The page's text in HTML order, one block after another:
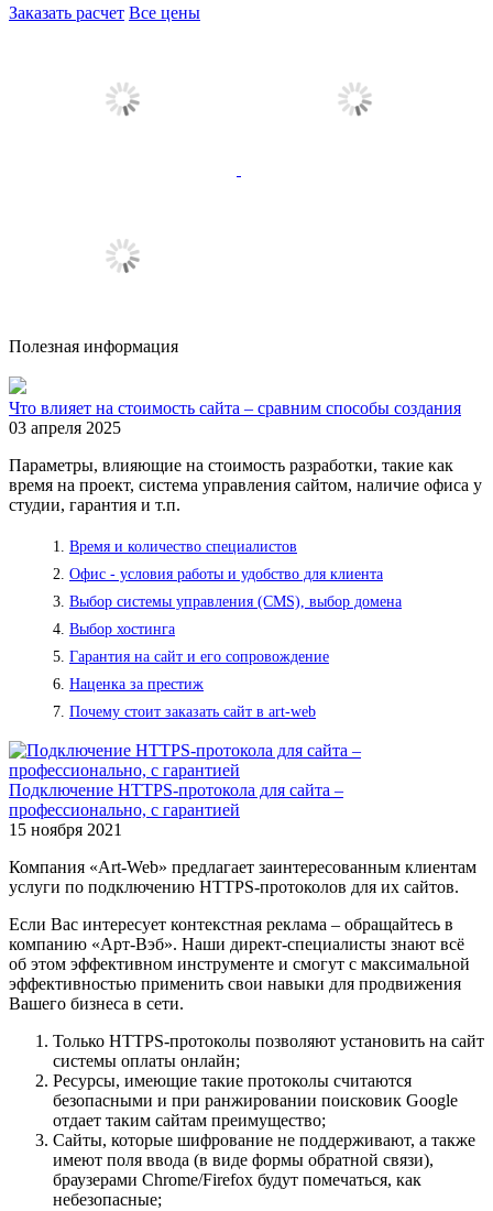
Заказать расчет Все цены
Полезная информация
Что влияет на стоимость сайта – сравним способы создания
03 апреля 2025
Параметры, влияющие на стоимость разработки, такие как
время на проект, система управления сайтом, наличие офиса у
студии, гарантия и т.п.
Время и количество специалистов
Офис - условия работы и удобство для клиента
Выбор системы управления (CMS), выбор домена
Выбор хостинга
Гарантия на сайт и его сопровождение
Наценка за престиж
Почему стоит заказать сайт в art-web
Подключение HTTPS-протокола для сайта –
профессионально, с гарантией
15 ноября 2021
Компания «Art-Web» предлагает заинтересованным клиентам
услуги по подключению HTTPS-протоколов для их сайтов.
Если Вас интересует контекстная реклама – обращайтесь в
компанию «Арт-Вэб». Наши директ-специалисты знают всё
об этом эффективном инструменте и смогут с максимальной
эффективностью применить свои навыки для продвижения
Вашего бизнеса в сети.
Только HTTPS-протоколы позволяют установить на сайт
системы оплаты онлайн;
Ресурсы, имеющие такие протоколы считаются
безопасными и при ранжировании поисковик Google
отдает таким сайтам преимущество;
Сайты, которые шифрование не поддерживают, а также
имеют поля ввода (в виде формы обратной связи),
браузерами Chrome/Firefox будут помечаться, как
небезопасные;